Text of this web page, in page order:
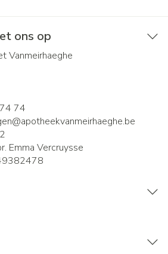
ons op
Vanmeirhaeghe
74
apotheekvanmeirhaeghe.be
Emma Vercruysse